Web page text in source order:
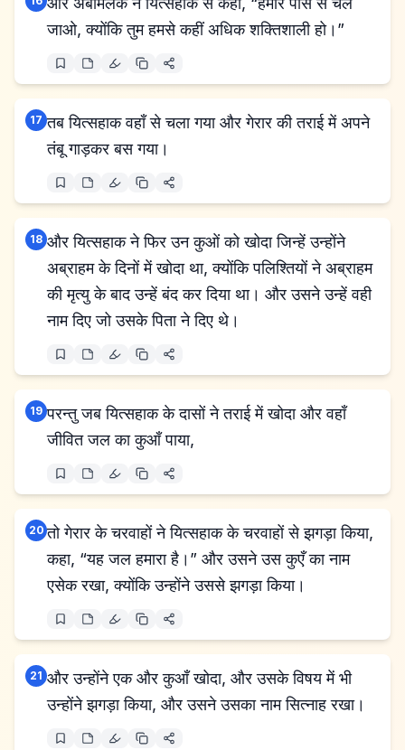
जाओ, क्योंकि तुम हमसे कहीं अधिक शक्तिशाली हो।”
17 तब यित्सहाक वहाँ से चला गया और गेरार की तराई में अपने
तंबू गाड़कर बस गया।
18 और यित्सहाक ने फिर उन कुओं को खोदा जिन्हें उन्होंने
अब्राहम के दिनों में खोदा था, क्योंकि पलिश्तियों ने अब्राहम
की मृत्यु के बाद उन्हें बंद कर दिया था। और उसने उन्हें वही
नाम दिए जो उसके पिता ने दिए थे।
19 परन्तु जब यित्सहाक के दासों ने तराई में खोदा और वहाँ
जीवित जल का कुआँ पाया,
20 तो गेरार के चरवाहों ने यित्सहाक के चरवाहों से झगड़ा किया,
कहा, “यह जल हमारा है।” और उसने उस कुएँ का नाम
एसेक रखा, क्योंकि उन्होंने उससे झगड़ा किया।
21 और उन्होंने एक और कुआँ खोदा, और उसके विषय में भी
उन्होंने झगड़ा किया, और उसने उसका नाम सित्नाह रखा।